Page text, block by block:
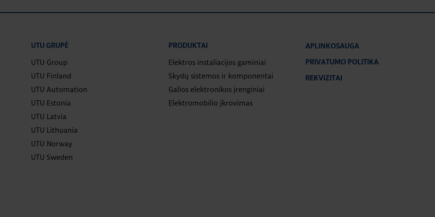
UTU GRUPĖ
UTU Group
UTU Finland
UTU Automation
UTU Estonia
UTU Latvia
UTU Lithuania
UTU Norway
UTU Sweden
PRODUKTAI
Elektros instaliacijos gaminiai
Skydų sistemos ir komponentai
Galios elektronikos įrenginiai
Elektromobilio įkrovimas
APLINKOSAUGA
PRIVATUMO POLITIKA
REKVIZITAI